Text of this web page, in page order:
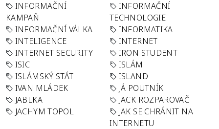
INFORMAČNÍ
KAMPAŇ
INFORMAČNÍ
TECHNOLOGIE
INFORMAČNÍ VÁLKA
INFORMATIKA
INTELIGENCE
INTERNET
INTERNET SECURITY
IRON STUDENT
ISIC
ISLÁM
ISLÁMSKÝ STÁT
ISLAND
IVAN MLÁDEK
JÁ POUTNÍK
JABLKA
JACK ROZPAROVAČ
JACHYM TOPOL
JAK SE CHRÁNIT NA
INTERNETU